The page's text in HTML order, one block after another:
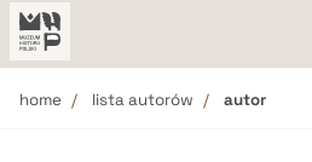
home lista autorów autor